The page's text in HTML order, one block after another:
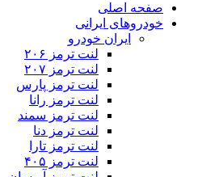
صفحه اصلی
خودروهای ایرانی
ایران خودرو
لنت ترمز ۲۰۶
لنت ترمز ۲۰۷
لنت ترمز پارس
لنت ترمز رانا
لنت ترمز سمند
لنت ترمز دنا
لنت ترمز تارا
لنت ترمز ۴۰۵